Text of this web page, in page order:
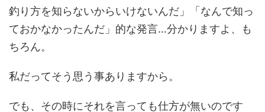
釣り方を知らないからいけないんだ」「なんで知っ
ておかなかったんだ」的な発言…分かりますよ、も
ちろん。
私だってそう思う事ありますから。
でも、その時にそれを言っても仕方が無いのです